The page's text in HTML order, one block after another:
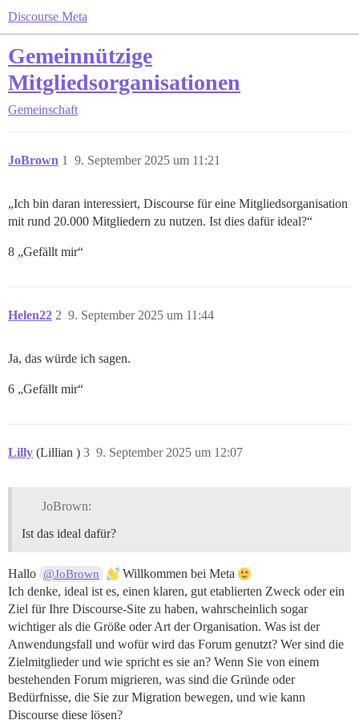
Discourse Meta
Gemeinnützige
Mitgliedsorganisationen
Gemeinschaft
JoBrown 9. September 2025 um 11:21
1
„Ich bin daran interessiert, Discourse für eine Mitgliedsorganisation
mit rund 20.000 Mitgliedern zu nutzen. Ist dies dafür ideal?“
8 „Gefällt mir“
Helen22 9. September 2025 um 11:44
2
Ja, das würde ich sagen.
6 „Gefällt mir“
Lilly (Lillian ) 9. September 2025 um 12:07
3
JoBrown:
Ist das ideal dafür?
Hallo @JoBrown
Willkommen bei Meta
Ich denke, ideal ist es, einen klaren, gut etablierten Zweck oder ein
Ziel für Ihre Discourse-Site zu haben, wahrscheinlich sogar
wichtiger als die Größe oder Art der Organisation. Was ist der
Anwendungsfall und wofür wird das Forum genutzt? Wer sind die
Zielmitglieder und wie spricht es sie an? Wenn Sie von einem
bestehenden Forum migrieren, was sind die Gründe oder
Bedürfnisse, die Sie zur Migration bewegen, und wie kann
Discourse diese lösen?